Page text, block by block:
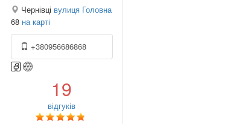
Чернівці вулиця Головна
68 на карті
+380956686868
19
відгуків